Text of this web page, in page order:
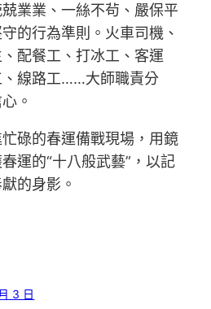
業業、一絲不茍、嚴保平
的行為準則。火車司機、
配餐工、打冰工、客運
、線路工……大師職責分
。
碌的春運備戰現場，用鏡
運的“十八般武藝”，以記
的身影。
3 日